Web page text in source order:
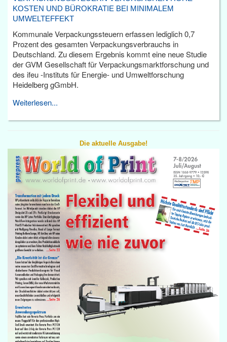
KOSTEN UND BÜROKRATIE BEI MINIMALEM
UMWELTEFFEKT
Kommunale Verpackungssteuern erfassen lediglich 0,7
Prozent des gesamten Verpackungsverbrauchs in
Deutschland. Zu diesem Ergebnis kommt eine neue Studie
der GVM Gesellschaft für Verpackungsmarktforschung und
des ifeu -Instituts für Energie- und Umweltforschung
Heidelberg gGmbH.
Weiterlesen...
Die aktuelle Ausgabe!